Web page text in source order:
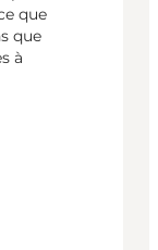
que
que
à